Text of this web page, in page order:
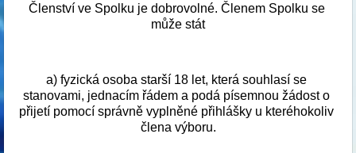
Členství ve Spolku je dobrovolné. Členem Spolku se
může stát
a) fyzická osoba starší 18 let, která souhlasí se
stanovami, jednacím řádem a podá písemnou žádost o
přijetí pomocí správně vyplněné přihlášky u kteréhokoliv
člena výboru.